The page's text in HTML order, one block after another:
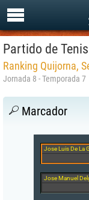
Partido de Tenis
Ranking Quijorna,
Jornada 8 - Temporada 7
Marcador
Jose Luis De La
Jose Manuel